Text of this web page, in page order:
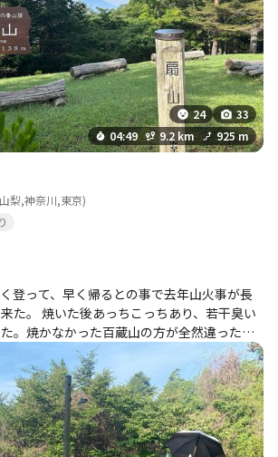
24
33
04:49
9.2 km 925 m
梨,神奈川,東京)
登って、早く帰るとの事で去年山火事が長
た。 焼いた後あっちこっちあり、若干臭い
。焼かなかった百蔵山の方が全然違った。
。 下山の無料市営グラウンド駐車場で車駐
(5千円弱)通常営業8時〜だけど前夜頼んで、6
梨の木平まで行って良かった。樹林帯から出
だった。車着く前エアコンつけたら快適だっ
あったけど、やっぱり早く行って良かっ